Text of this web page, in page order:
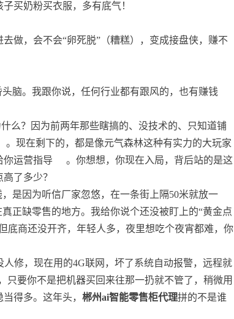
买奶粉买衣服，多有底气！
做，会不会“卵死脱”（糟糕），变成接盘侠，赚不
脑。我跟你说，任何行业都有跟风的，也有赚钱
么？因为前两年那些瞎搞的、没技术的、只知道铺
。现在剩下的，都是像元气森林这种有实力的大玩家
你运营指导
。你想想，你现在入局，背后站的是这
了多少？
是因为听信厂家忽悠，在一条街上隔50米就放一
正缺零售的地方。我给你说个还没被盯上的“黄金点
底商还没开齐，年轻人多，夜里想吃个夜宵都难，你
修，现在用的4G联网，坏了系统自动报警，远程就
只要你不是把机器买回来往那一扔就不管了，稍微用
当得多。这年头，郴州ai智能零售柜代理拼的不是谁